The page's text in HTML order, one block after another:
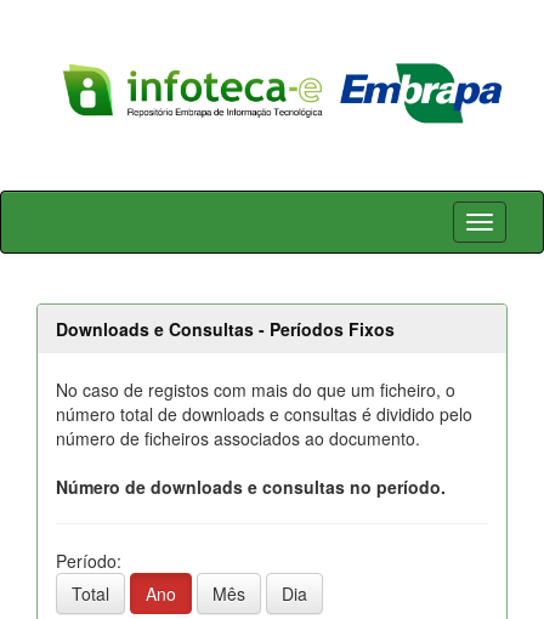
Skip
Downloads e Consultas - Períodos Fixos
No caso de registos com mais do que um ficheiro, o
número total de downloads e consultas é dividido pelo
número de ficheiros associados ao documento.
Número de downloads e consultas no período.
Período:
Total
Ano Mês Dia